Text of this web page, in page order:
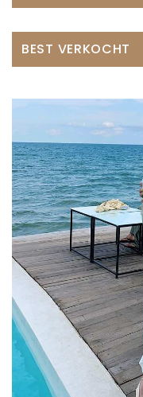
BEST VERKOCHT